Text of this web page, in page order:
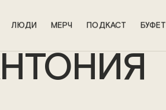
ЛЮДИ МЕРЧ ПОДКАСТ БУФЕТ